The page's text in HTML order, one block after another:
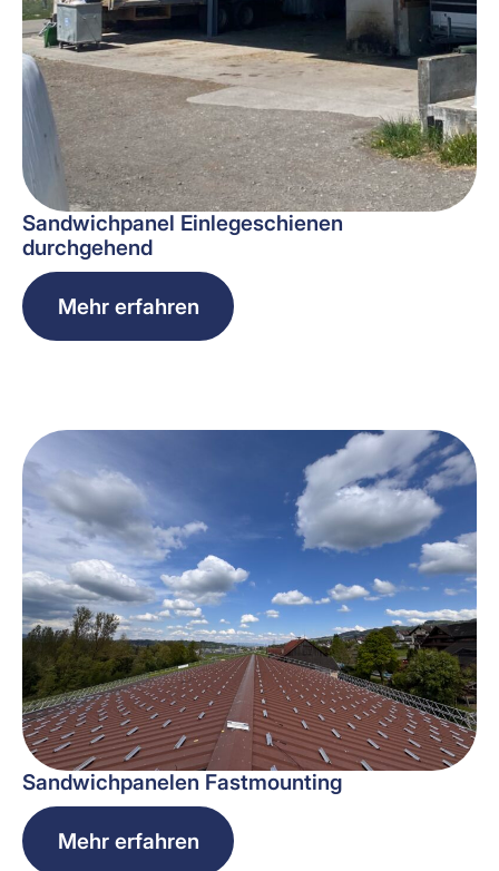
Sandwichpanel Einlegeschienen
durchgehend
Mehr erfahren
Sandwichpanelen Fastmounting
Mehr erfahren